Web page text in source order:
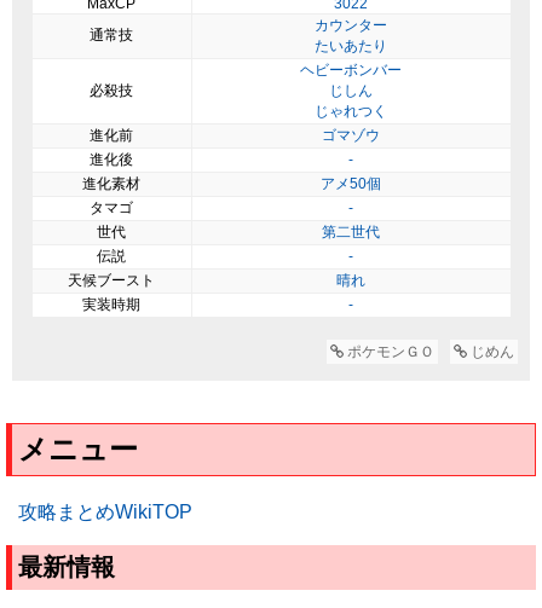
MaxCP
3022
通常技
カウンター
たいあたり
必殺技
ヘビーボンバー
じしん
じゃれつく
進化前
ゴマゾウ
進化後
-
進化素材
アメ50個
タマゴ
-
世代
第二世代
伝説
-
天候ブースト
晴れ
実装時期
-
ポケモンＧＯ じめん
メニュー
攻略まとめWikiTOP
最新情報